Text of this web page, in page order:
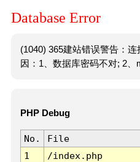
Database Error
(1040) 365建站错误警告：
因：1、数据库密码不对; 2、
PHP Debug
No. File
1
/index.php